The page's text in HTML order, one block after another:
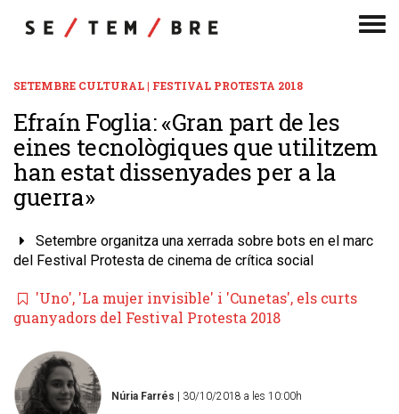
SETEMBRE CULTURAL | FESTIVAL PROTESTA 2018
Efraín Foglia: «Gran part de les
eines tecnològiques que utilitzem
han estat dissenyades per a la
guerra»
Setembre organitza una xerrada sobre bots en el marc
del Festival Protesta de cinema de crítica social
'Uno', 'La mujer invisible' i 'Cunetas', els curts
guanyadors del Festival Protesta 2018
Núria Farrés | 30/10/2018 a les 10:00h